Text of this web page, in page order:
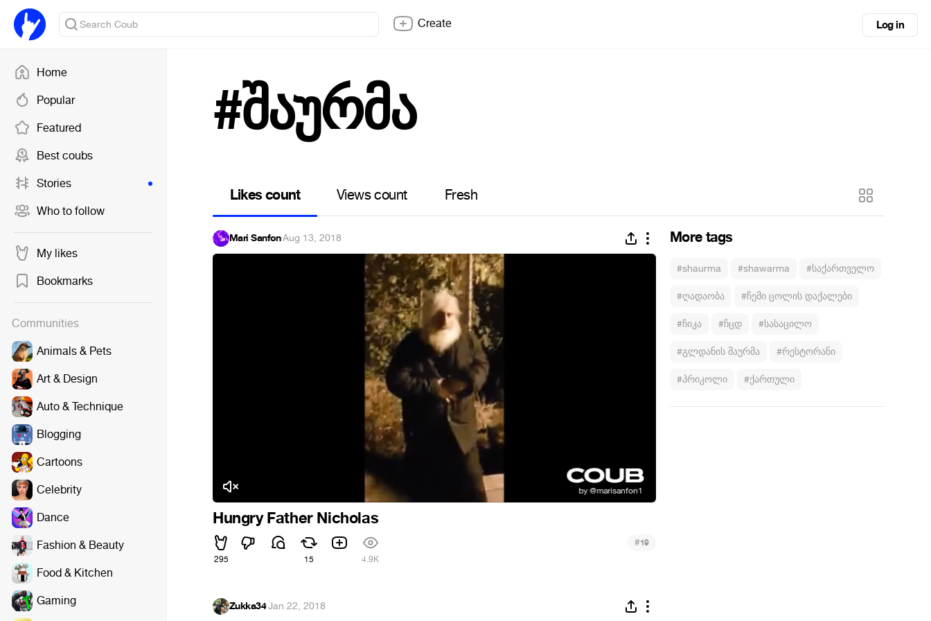
Home
Popular
Featured
Best coubs
Stories
Who to follow
My likes
Bookmarks
Communities
Animals & Pets
Art & Design
Auto & Technique
Blogging
Cartoons
Celebrity
Dance
Fashion & Beauty
Food & Kitchen
Gaming
Create Log in
#შაურმა
Likes count Views count Fresh
More tags
#shaurma #shawarma #საქართველო
#ღადაობა #ჩემი ცოლის დაქალები
#ჩიკა #ჩცდ #სასაცილო
#გლდანის შაურმა #რესტორანი
#პრიკოლი #ქართული
Mari Sanfon·Aug 13, 2018
Hungry Father Nicholas
295 15 4.9K
#19
Zukka34·Jan 22, 2018